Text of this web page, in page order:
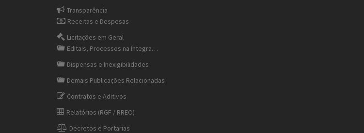
Transparência
Receitas e Despesas
Licitações em Geral
Editais, Processos na íntegra…
Dispensas e Inexigibilidades
Demais Publicações Relacionadas
Contratos e Aditivos
Relatórios (RGF / RREO)
Decretos e Portarias